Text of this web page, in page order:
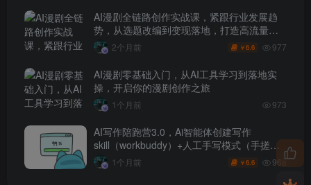
AI漫剧全链路创作实战课，紧跟行业发展趋
势，从选题改编到变现落地，打造高流量优
质作品2个月前 ￥6.6 977
AI漫剧零基础入门，从AI工具学习到落地实
操，开启你的漫剧创作之旅
1个月前 973
AI写作陪跑营3.0，Ai智能体创建写作
skill（workbuddy）+人工手写模式（手搓模
式），去除AI痕迹（头条号、公众号、百家
号）
1个月前 ￥6.6 968